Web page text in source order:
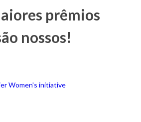
prêmios
nossos!